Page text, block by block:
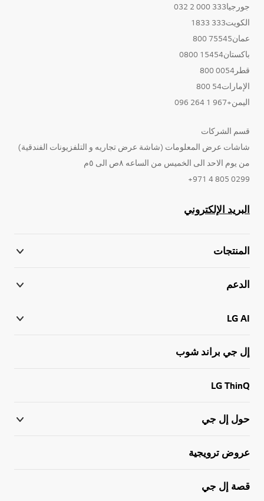
جورجيا333 000 2 032
الكويت333 1833
عمان75545 800
باكستان15454 0800
قطر0054 800
الإمارات54 800
اليمن+967 1 264 096
قسم الشركات
شاشات عرض المعلومات (شاشة عرض تجاريه و التلفزيونات الفندقية)
من يوم الاحد الى الخميس من الساعه ٨ص الى ٥م
0299 805 4 971+
البريد الإلكتروني
المنتجات
الدعم
LG AI
إل جي براند شوب
LG ThinQ
حول إل جي
عروض ترويجية
قصة إل جي